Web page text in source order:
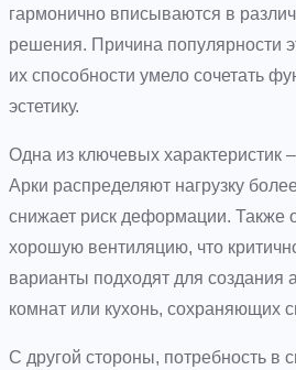
гармонично вписываются в
решения. Причина популярности
их способности умело сочетать
эстетику.
Одна из ключевых характеристик
Арки распределяют нагрузку
снижает риск деформации. Также
хорошую вентиляцию, что
варианты подходят для
комнат или кухонь, сохраняющих
С другой стороны, потребность в